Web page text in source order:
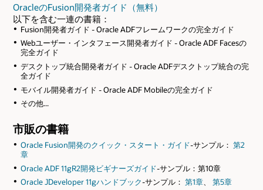
OracleのFusion開発者ガイド（無料）
以下を含む一連の書籍：
Fusion開発者ガイド - Oracle ADFフレームワークの完全ガイド
Webユーザー・インタフェース開発者ガイド - Oracle ADF Facesの
完全ガイド
デスクトップ統合開発者ガイド - Oracle ADFデスクトップ統合の完
全ガイド
モバイル開発者ガイド - Oracle ADF Mobileの完全ガイド
その他...
市販の書籍
Oracle Fusion開発のクイック・スタート・ガイド-サンプル： 第2
章
Oracle ADF 11gR2開発ビギナーズガイド-サンプル：第10章
Oracle JDeveloper 11gハンドブック-サンプル： 第1章、 第5章